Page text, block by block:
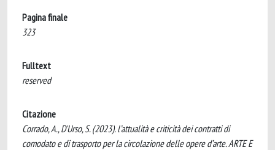
Pagina finale
323
Fulltext
reserved
Citazione
Corrado, A., D'Urso, S. (2023). l’attualità e criticità dei contratti di
comodato e di trasporto per la circolazione delle opere d’arte. ARTE E